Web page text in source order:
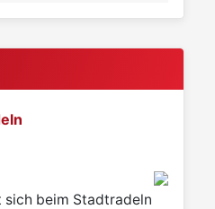
beim Stadtradeln